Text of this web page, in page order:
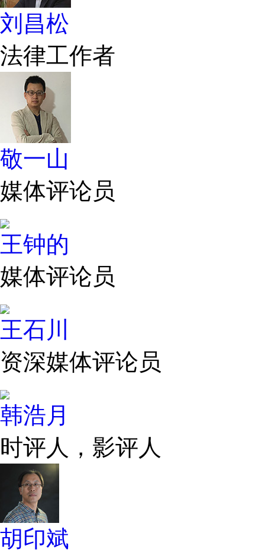
刘昌松
法律工作者
敬一山
媒体评论员
王钟的
媒体评论员
王石川
资深媒体评论员
韩浩月
时评人，影评人
胡印斌